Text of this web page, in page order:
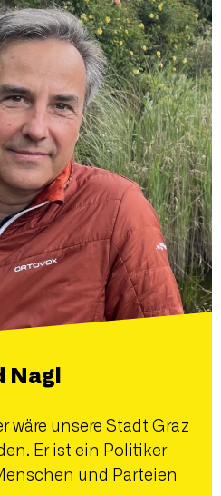
Nagl
wäre unsere Stadt Graz
Er ist ein Politiker
und Parteien